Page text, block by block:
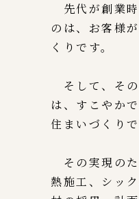
先代が創業
のは、お客様
くりです。
そして、そ
は、すこやか
住まいづくりで
その実現の
熱施工、シッ